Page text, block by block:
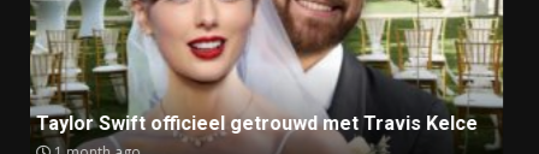
Ray J klaagt Kim Kardashian aan om sekstape